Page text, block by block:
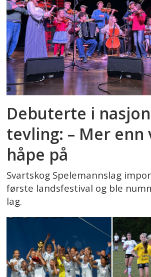
Debuterte i
tevling: – Mer enn
håpe på
Svartskog Spelemannslag
første landsfestival og ble
lag.